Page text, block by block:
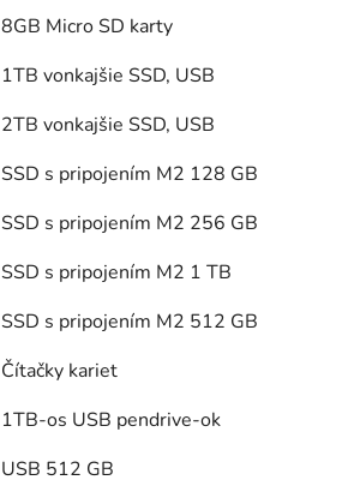
8GB Micro SD karty
1TB vonkajšie SSD, USB
2TB vonkajšie SSD, USB
SSD s pripojením M2 128 GB
SSD s pripojením M2 256 GB
SSD s pripojením M2 1 TB
SSD s pripojením M2 512 GB
Čítačky kariet
1TB-os USB pendrive-ok
USB 512 GB